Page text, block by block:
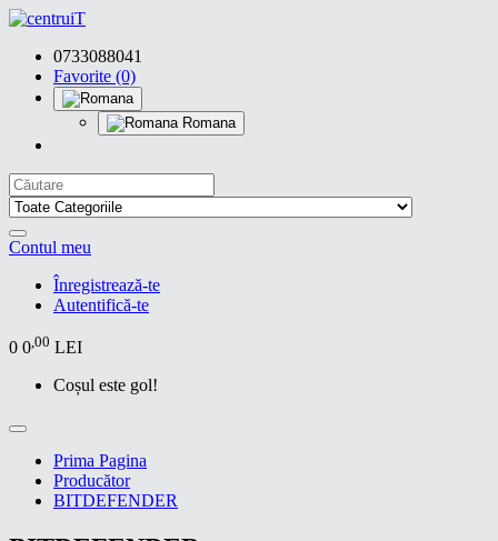
0733088041
Favorite (0)
Romana
Contul meu
Înregistrează-te
Autentifică-te
0 0,00 LEI
Coșul este gol!
Prima Pagina
Producător
BITDEFENDER